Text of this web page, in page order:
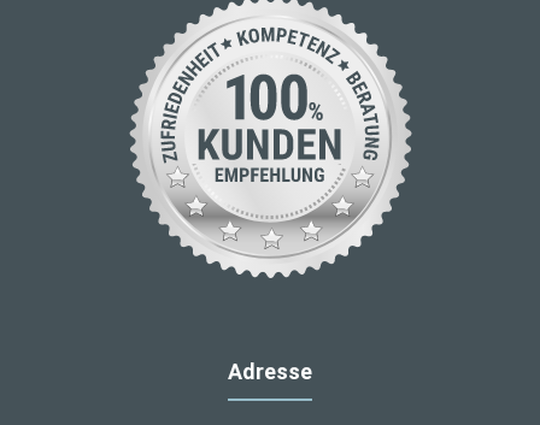
Adresse